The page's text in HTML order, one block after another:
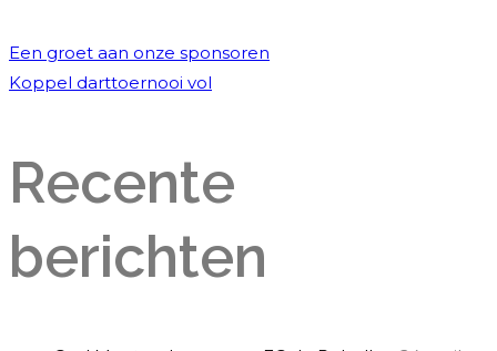
Een groet aan onze sponsoren
Koppel darttoernooi vol
Recente
berichten